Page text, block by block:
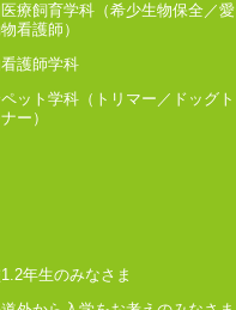
療飼育学科（希少生物保全／愛
看護師）
護師学科
ット学科（トリマー／ドッグト
ー）
年生のみなさま